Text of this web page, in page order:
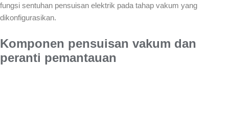
fungsi sentuhan pensuisan elektrik pada tahap vakum yang
dikonfigurasikan.
Komponen pensuisan vakum dan
peranti pemantauan